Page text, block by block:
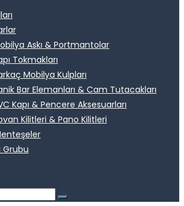
Askı & Portmantolar
Tokmakları
Mobilya Kulpları
Bar Elemanları & Cam Tutacakları
Kapı & Pencere Aksesuarları
Kilitleri & Pano Kilitleri
Grubu